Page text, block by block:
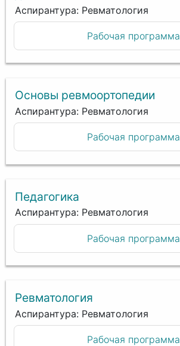
Аспирантура: Ревматология
Рабочая программа
Основы ревмоортопедии
Аспирантура: Ревматология
Рабочая программа
Педагогика
Аспирантура: Ревматология
Рабочая программа
Ревматология
Аспирантура: Ревматология
Рабочая программа